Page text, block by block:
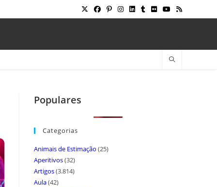
Populares
Categorias
Animais de Estimação (25)
Aperitivos(32)
Artigos(3.814)
Aula(42)